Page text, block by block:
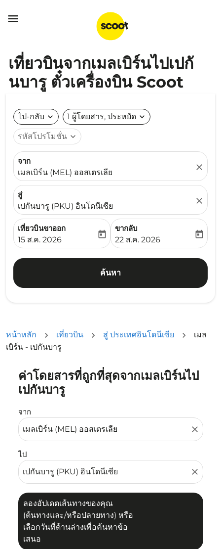

เที่ยวบินจากเมลเบิร์นไปเปกั
นบารู ตั๋วเครื่องบิน Scoot
ไป-กลับ expand_more 1 ผู้โดยสาร, ประหยัด expand_more
รหัสโปรโมชั่น expand_more
จาก
เมลเบิร์น (MEL) ออสเตรเลีย
close
สู่
เปกันบารู (PKU) อินโดนีเซีย
close
เที่ยวบินขาออก
fc-booking-departure-date-aria-label
15 ส.ค. 2026
today
ขากลับ
fc-booking-return-date-
22 ส.ค. 2026
today
ค้นหา
หน้าหลัก เที่ยวบิน สู่ ประเทศอินโดนีเซีย
เมล
เบิร์น - เปกันบารู
ค่าโดยสารที่ถูกที่สุดจากเมลเบิร์นไป
เปกันบารู
จาก
close
ไป
close
ลองอัปเดตเส้นทางของคุณ
(ต้นทางและ/หรือปลายทาง) หรือ
เลือกวันที่ด้านล่างเพื่อค้นหาข้อ
เสนอ
ลองอัปเดตเส้นทางของคุณ (ต้นทางและ/หรือปลายทาง) หรื